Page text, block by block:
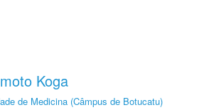
Koga
de Medicina (Câmpus de Botucatu)